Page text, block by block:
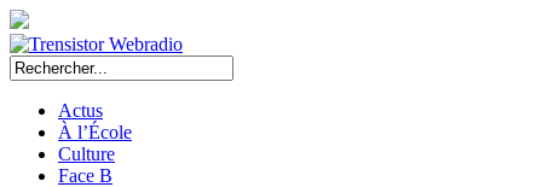
Actus
À l’École
Culture
Face B